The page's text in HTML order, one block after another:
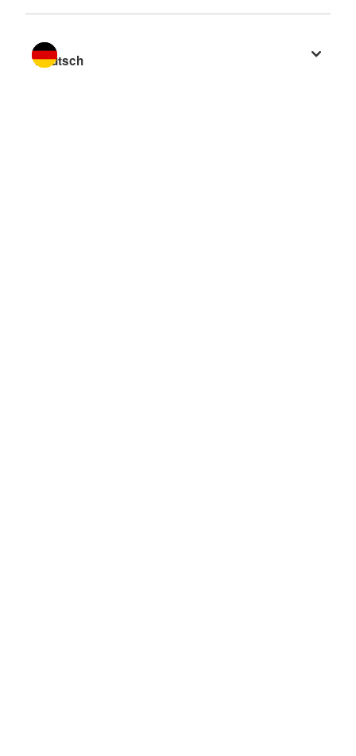
Sprache wechseln zu